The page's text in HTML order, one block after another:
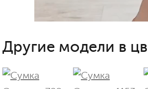
Другие модели в